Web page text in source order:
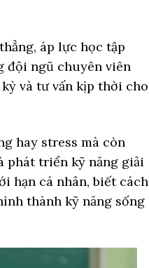
áp lực học tập
đội ngũ chuyên viên
và tư vấn kịp thời cho
hay stress mà còn
phát triển kỹ năng giải
hạn cá nhân, biết cách
thành kỹ năng sống